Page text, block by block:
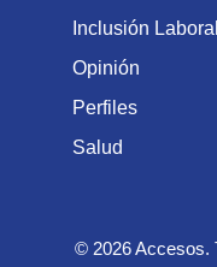
Inclusión Laboral
Opinión
Perfiles
Salud
© 2026 Accesos.